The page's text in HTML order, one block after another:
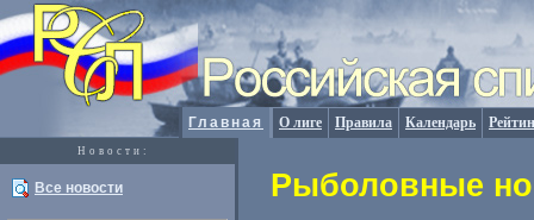
Главная О лиге Правила Календарь
Новости:
Все новости Рыболовные